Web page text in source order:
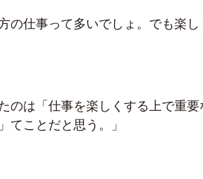
の仕事って多いでしょ。でも楽し
のは「仕事を楽しくする上で重要
てことだと思う。」